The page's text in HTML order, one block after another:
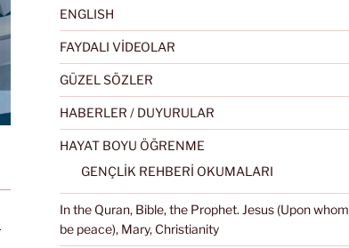
ENGLISH
FAYDALI VİDEOLAR
GÜZEL SÖZLER
HABERLER / DUYURULAR
HAYAT BOYU ÖĞRENME
GENÇLİK REHBERİ OKUMALARI
In the Quran, Bible, the Prophet. Jesus (Upon whom
be peace), Mary, Christianity